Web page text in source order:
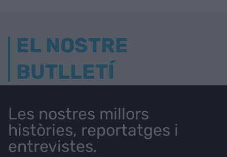
EL NOSTRE
BUTLLETÍ
Les nostres millors
històries, reportatges i
entrevistes.